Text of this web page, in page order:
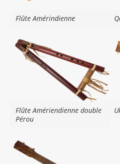
Flûte Amérindienne
Flûte Amériendienne double
Pérou